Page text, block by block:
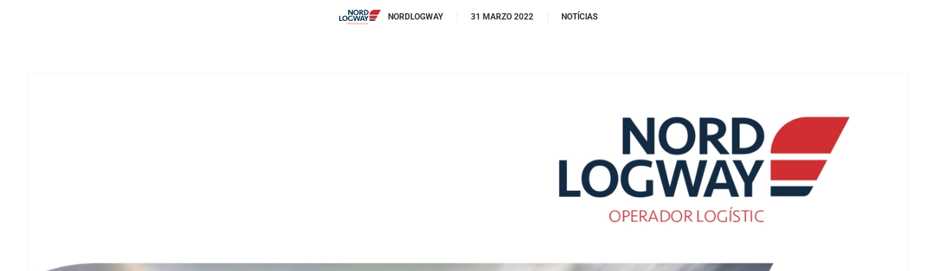
NORDLOGWAY 31 MARZO 2022 NOTÍCIAS